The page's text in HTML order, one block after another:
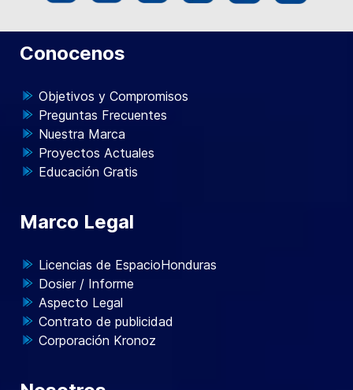
Conocenos
Objetivos y Compromisos
Preguntas Frecuentes
Nuestra Marca
Proyectos Actuales
Educación Gratis
Marco Legal
Licencias de EspacioHonduras
Dosier / Informe
Aspecto Legal
Contrato de publicidad
Corporación Kronoz